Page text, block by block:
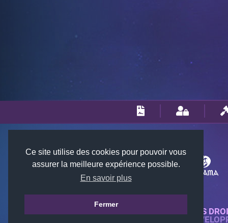
Ce site utilise des cookies pour pouvoir vous
assurer la meilleure expérience possible.
En savoir plus
Fermer
© 2018-2026 KTARENA. TOUS
SITE WEB ENTIÈREMENT